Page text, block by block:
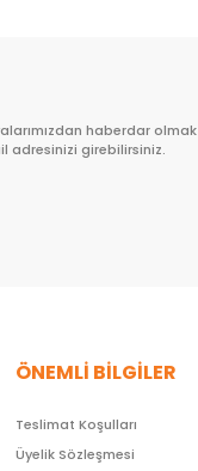
haberdar olmak
adresinizi girebilirsiniz.
ÖNEMLİ BİLGİLER
Teslimat Koşulları
Üyelik Sözleşmesi